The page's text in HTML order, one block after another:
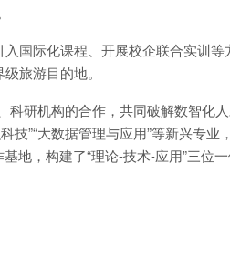
际化课程、开展校企联合实训等
旅游目的地。
研机构的合作，共同破解数智化
”“大数据管理与应用”等新兴专业
地，构建了“理论-技术-应用”三位